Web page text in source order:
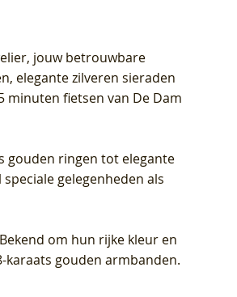
Diamonds Collier LG3014Y
(14k) met Lab grown
Diamonds Ring LG1029Y -
(14k) met Lab grown
Diamonds Oorknoppen
– Geelgoud (14k) met Lab
jouw betrouwbare
elegante zilveren sieraden
minuten fietsen van De Dam
gouden ringen tot elegante
gelegenheden als
om hun rijke kleur en
karaats gouden armbanden.